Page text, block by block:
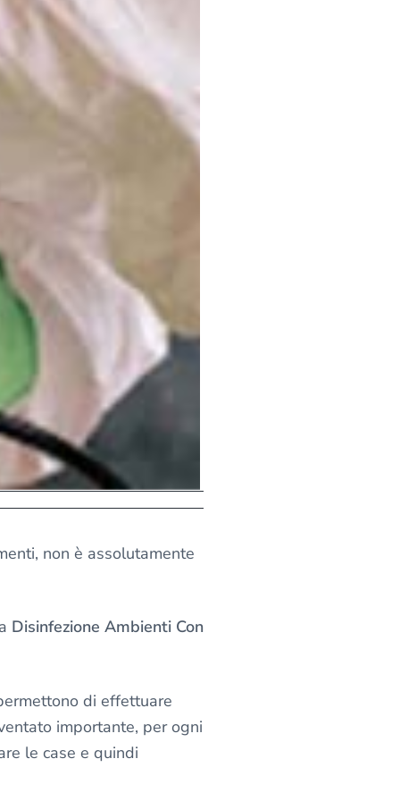
non è assolutamente
Disinfezione Ambienti Con
di effettuare
importante, per ogni
le case e quindi